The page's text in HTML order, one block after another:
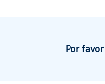
Por favor